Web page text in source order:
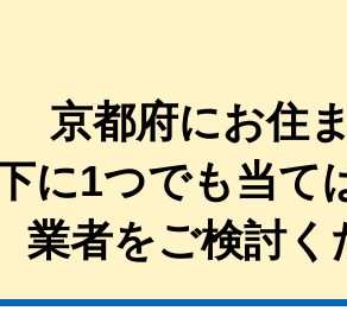
京都府にお住
に1つでも当て
業者をご検討く